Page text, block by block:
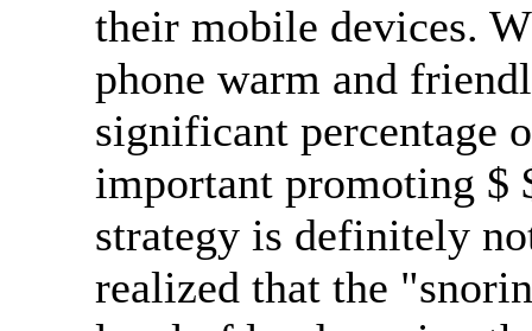
their mobile devices.
phone warm and
significant percentage
important promoting $
strategy is definitely
realized that the